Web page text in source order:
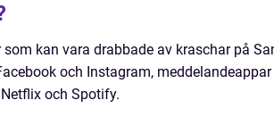
kan vara drabbade av kraschar på
och Instagram,
och Spotify.